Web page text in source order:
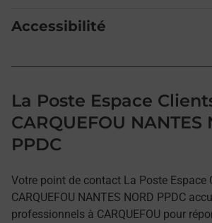
Accessibilité
La Poste Espace
CARQUEFOU NANTES
PPDC
Votre point de contact La Poste Espace
CARQUEFOU NANTES NORD PPDC
professionnels à CARQUEFOU pour